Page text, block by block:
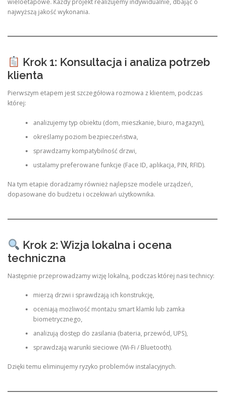
najwyższą jakość wykonania.
Krok 1: Konsultacja i analiza potrzeb
klienta
Pierwszym etapem jest szczegółowa rozmowa z klientem, podczas
której:
analizujemy typ obiektu (dom, mieszkanie, biuro, magazyn),
określamy poziom bezpieczeństwa,
sprawdzamy kompatybilność drzwi,
ustalamy preferowane funkcje (Face ID, aplikacja, PIN, RFID).
Na tym etapie doradzamy również najlepsze modele urządzeń,
dopasowane do budżetu i oczekiwań użytkownika.
Krok 2: Wizja lokalna i ocena
techniczna
Następnie przeprowadzamy wizję lokalną, podczas której nasi technicy:
mierzą drzwi i sprawdzają ich konstrukcję,
oceniają możliwość montażu smart klamki lub zamka
biometrycznego,
analizują dostęp do zasilania (bateria, przewód, UPS),
sprawdzają warunki sieciowe (Wi-Fi / Bluetooth).
Dzięki temu eliminujemy ryzyko problemów instalacyjnych.